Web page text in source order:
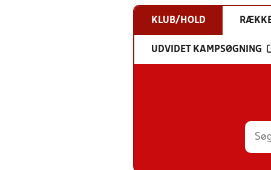
KLUB/HOLD
UDVIDET KAMPSØGNING